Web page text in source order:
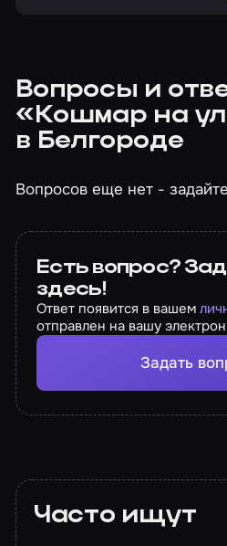
Вопросы и
«Кошмар на
в Белгороде
Вопросов еще нет -
Есть вопрос?
здесь!
Ответ появится в вашем
отправлен на вашу
Задать
Часто ищут